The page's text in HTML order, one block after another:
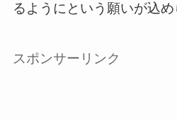
るようにという願いが込め
スポンサーリンク